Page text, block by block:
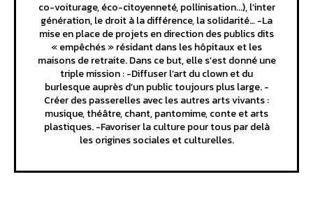
co-voiturage, éco-citoyenneté, pollinisation...), l’inter
génération, le droit à la différence, la solidarité… -La
mise en place de projets en direction des publics dits
« empêchés » résidant dans les hôpitaux et les
maisons de retraite. Dans ce but, elle s’est donné une
triple mission : -Diffuser l’art du clown et du
burlesque auprès d’un public toujours plus large. -
Créer des passerelles avec les autres arts vivants :
musique, théâtre, chant, pantomime, conte et arts
plastiques. -Favoriser la culture pour tous par delà
les origines sociales et culturelles.